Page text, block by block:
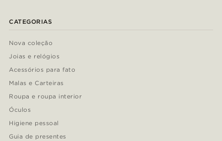
CATEGORIAS
Nova coleção
Joias e relógios
Acessórios para fato
Malas e Carteiras
Roupa e roupa interior
Óculos
Higiene pessoal
Guia de presentes